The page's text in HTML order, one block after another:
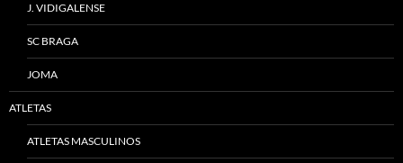
J. VIDIGALENSE
SC BRAGA
JOMA
ATLETAS
ATLETAS MASCULINOS